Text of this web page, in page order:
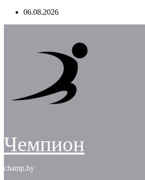
Перейти06.08.2026
Чемпион
champ.by